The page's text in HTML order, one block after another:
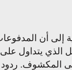
إلى أن
الذي يتداول
المكشوف. ردود